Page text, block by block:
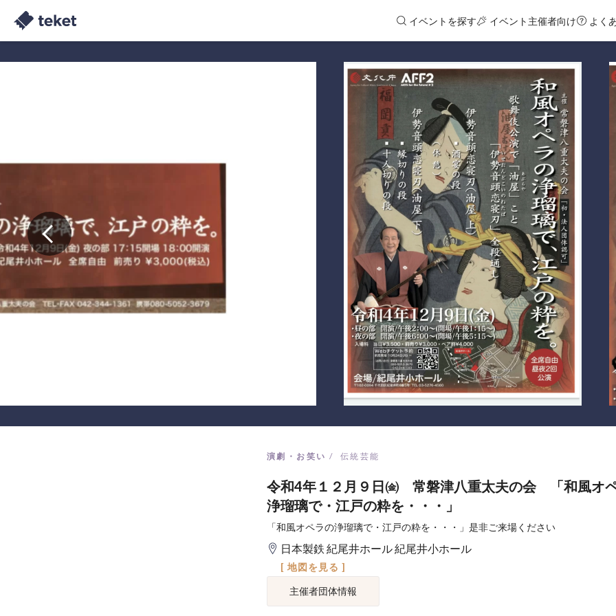
イベントを探す イベント主催者向け よく
演劇・お笑い 伝統芸能
令和4年１２月９日㈮ 常磐津八重太夫の会 「和風オ
浄瑠璃で・江戸の粋を・・・」
「和風オペラの浄瑠璃で・江戸の粋を・・・」是非ご来場ください
日本製鉄 紀尾井ホール 紀尾井小ホール
[ 地図を見る ]
主催者団体情報